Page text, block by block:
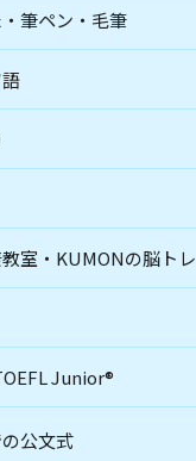
筆ペン・毛筆
室・KUMONの脳トレ
Junior®
公文式